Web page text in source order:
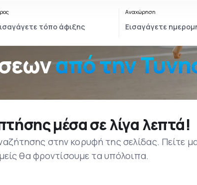
από την
Αναχώρηση
μέσα σε λίγα λεπτά!
στην κορυφή της σελίδας. Πείτε
θα φροντίσουμε τα υπόλοιπα.